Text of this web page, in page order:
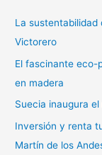
a
r
La sustentabilidad
Victorero
El fascinante eco-
en madera
Suecia inaugura
Inversión y renta
Martín de los